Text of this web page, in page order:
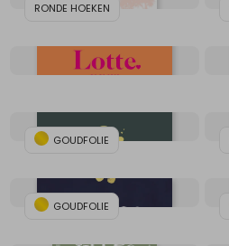
RONDE HOEKEN
GOUDFOLIE
GOUDFOLIE